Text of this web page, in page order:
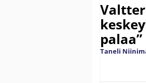
palaa”
Taneli